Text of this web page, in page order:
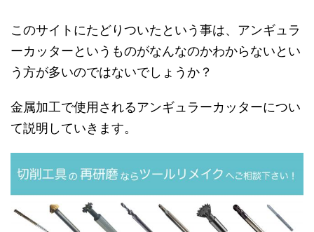
このサイトにたどりついたという事は、アンギュラ
ーカッターというものがなんなのかわからないとい
う方が多いのではないでしょうか？
金属加工で使用されるアンギュラーカッターについ
て説明していきます。